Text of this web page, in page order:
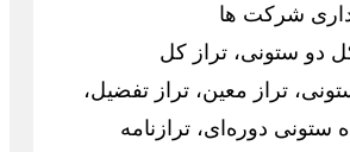
شرکت ها
دو ستونی، تراز کل
تراز معین، تراز تفضیل،
ستونی دوره‌ای، ترازنامه